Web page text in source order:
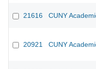
21616 CUNY
20921 CUNY